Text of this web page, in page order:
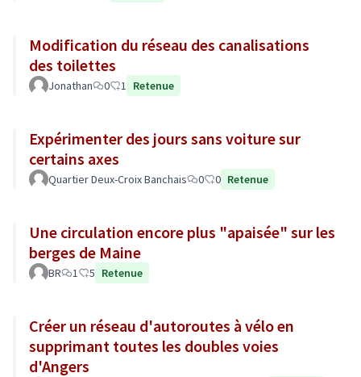
Modification du réseau des canalisations
des toilettes
Jonathan 0 1 Retenue
Expérimenter des jours sans voiture sur
certains axes
Quartier Deux-Croix Banchais 0 0 Retenue
Une circulation encore plus "apaisée" sur les
berges de Maine
BR 1 5 Retenue
Créer un réseau d'autoroutes à vélo en
supprimant toutes les doubles voies
d'Angers